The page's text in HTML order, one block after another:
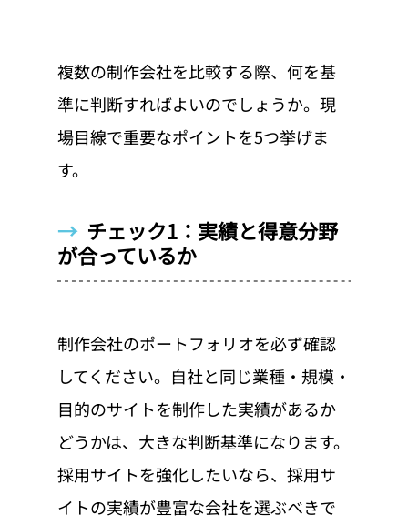
複数の制作会社を比較する際、何を基
準に判断すればよいのでしょうか。現
場目線で重要なポイントを5つ挙げま
す。
→ チェック1：実績と得意分野
が合っているか
制作会社のポートフォリオを必ず確認
してください。自社と同じ業種・規模・
目的のサイトを制作した実績があるか
どうかは、大きな判断基準になります。
採用サイトを強化したいなら、採用サ
イトの実績が豊富な会社を選ぶべきで